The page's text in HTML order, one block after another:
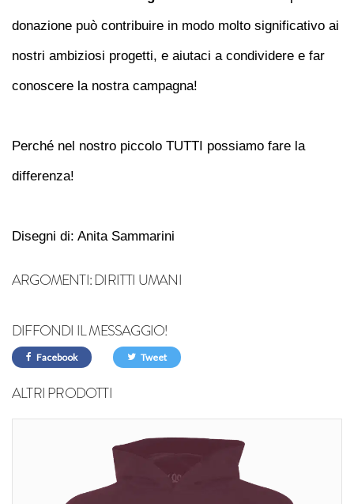
donazione può contribuire in modo molto significativo ai
nostri ambiziosi progetti, e aiutaci a condividere e far
conoscere la nostra campagna!
Perché nel nostro piccolo TUTTI possiamo fare la
differenza!
Disegni di: Anita Sammarini
ARGOMENTI:DIRITTI UMANI
DIFFONDI IL MESSAGGIO!
Facebook Tweet
ALTRI PRODOTTI